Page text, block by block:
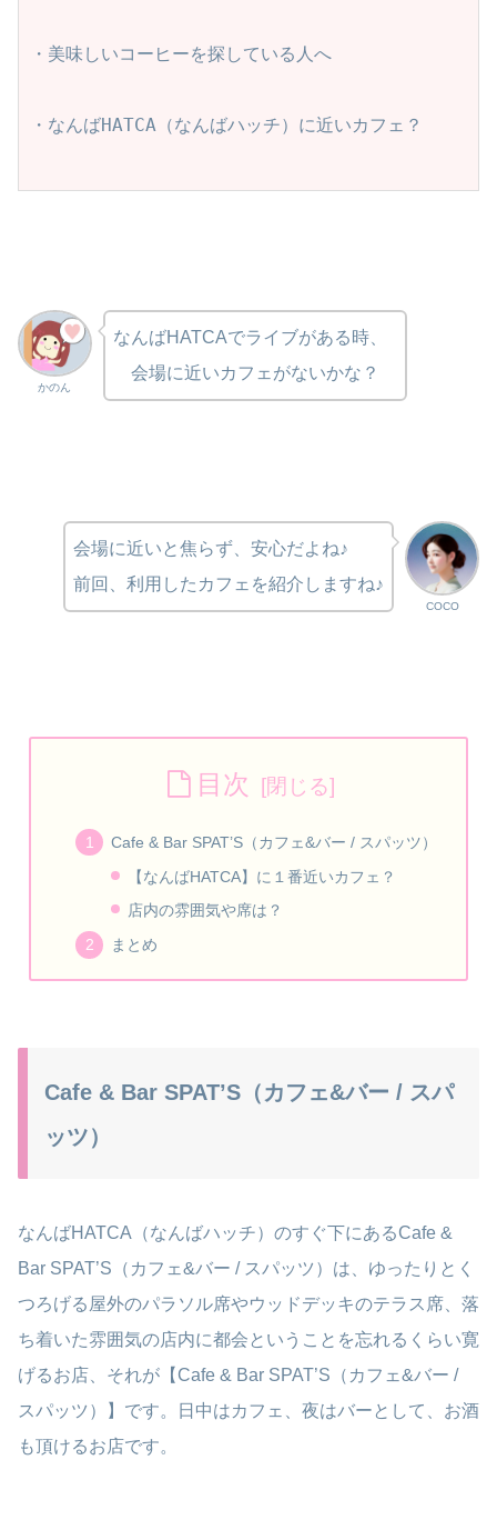
・美味しいコーヒーを探している人へ
・なんばHATCA（なんばハッチ）に近いカフェ？
かのん
なんばHATCAでライブがある時、
会場に近いカフェがないかな？
COCO
会場に近いと焦らず、安心だよね♪
前回、利用したカフェを紹介しますね♪
目次
Cafe & Bar SPAT’S（カフェ&バー / スパッツ）
【なんばHATCA】に１番近いカフェ？
店内の雰囲気や席は？
まとめ
Cafe & Bar SPAT’S（カフェ&バー / スパ
ッツ）
なんばHATCA（なんばハッチ）のすぐ下にあるCafe &
Bar SPAT’S（カフェ&バー / スパッツ）は、ゆったりとく
つろげる屋外のパラソル席やウッドデッキのテラス席、落
ち着いた雰囲気の店内に都会ということを忘れるくらい寛
げるお店、それが【Cafe & Bar SPAT’S（カフェ&バー /
スパッツ）】です。日中はカフェ、夜はバーとして、お酒
も頂けるお店です。